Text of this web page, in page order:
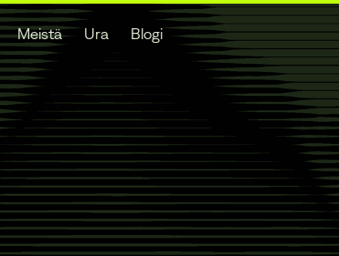
Meistä Ura Blogi